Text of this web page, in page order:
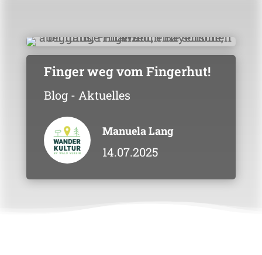
Finger weg vom Fingerhut!
Blog - Aktuelles
Manuela Lang
14.07.2025